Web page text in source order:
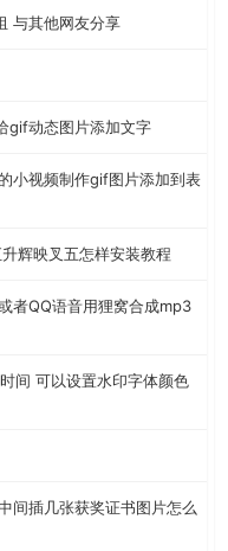
与其他网友分享
gif动态图片添加文字
小视频制作gif图片添加到表
辉映叉五怎样安装教程
者QQ语音用狸窝合成mp3
间 可以设置水印字体颜色
间插几张获奖证书图片怎么